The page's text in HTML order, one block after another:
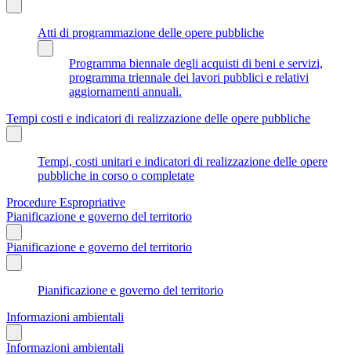
Atti di programmazione delle opere pubbliche
Programma biennale degli acquisti di beni e servizi,
programma triennale dei lavori pubblici e relativi
aggiornamenti annuali.
Tempi costi e indicatori di realizzazione delle opere pubbliche
Tempi, costi unitari e indicatori di realizzazione delle opere
pubbliche in corso o completate
Procedure Espropriative
Pianificazione e governo del territorio
Pianificazione e governo del territorio
Pianificazione e governo del territorio
Informazioni ambientali
Informazioni ambientali